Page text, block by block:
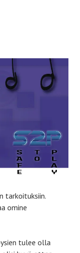
tarkoituksiin.
omine
tulee olla